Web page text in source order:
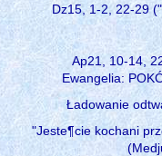
Dz15, 1-2, 22-29
Ap21, 10-14,
Ewangelia:
Ładowanie
"Jeste¶cie kochani